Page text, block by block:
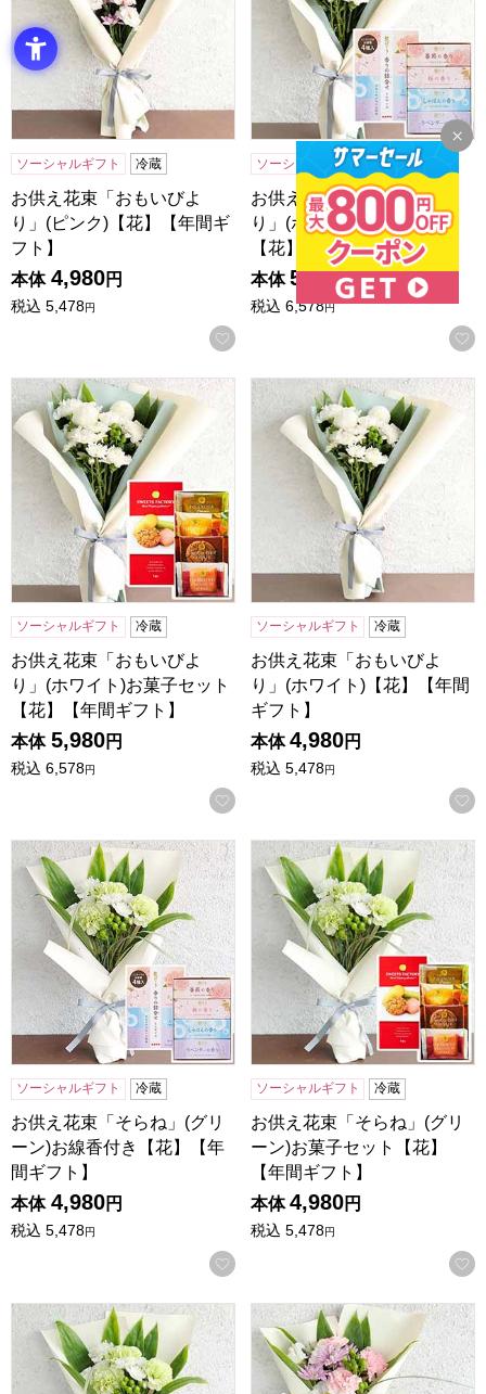
ソーシャルギフト 冷蔵
お供え花束「おもいびよ
り」(ピンク)【花】【年間ギ
フト】
本体 4,980円
税込 5,478円
お気に入りに登録する
ソーシャルギフト 冷蔵
お供え花束「おもいびよ
り」(ホワイト)お線香付き
【花】【年間ギフト】
本体 5,980円
税込 6,578円
お供え花束「おもいびより」(ホワイト)お菓子セット【花】
ソーシャルギフト 冷蔵
お供え花束「おもいびよ
り」(ホワイト)お菓子セット
【花】【年間ギフト】
本体 5,980円
税込 6,578円
お気に入りに登録する
お供え花束「おもいびより
ソーシャルギフト 冷蔵
お供え花束「おもいびよ
り」(ホワイト)【花】【年間
ギフト】
本体 4,980円
税込 5,478円
お供え花束「そらね」(グリーン)お線香付き【花】【年間ギ
ソーシャルギフト 冷蔵
お供え花束「そらね」(グリ
ーン)お線香付き【花】【年
間ギフト】
本体 4,980円
税込 5,478円
お気に入りに登録する
お供え花束「そらね」(グリ
ソーシャルギフト 冷蔵
お供え花束「そらね」(グリ
ーン)お菓子セット【花】
【年間ギフト】
本体 4,980円
税込 5,478円
お供え花束「そらね」(グリーン)【花】【年間ギフト】
お供え花束「そらね」(ピン